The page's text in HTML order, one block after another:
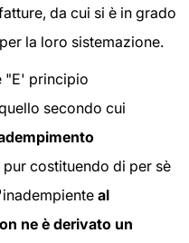
da cui si è in grado
la loro sistemazione.
"E' principio
secondo cui
costituendo di per sè
al
ne è derivato un